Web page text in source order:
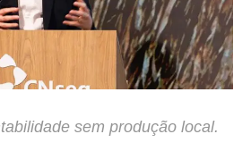
sem produção local.